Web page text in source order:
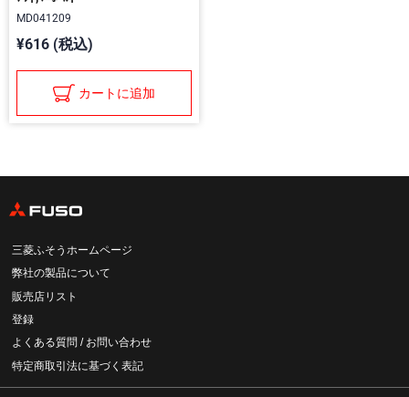
MD041209
¥616 (税込)
カートに追加
三菱ふそうホームページ
弊社の製品について
販売店リスト
登録
よくある質問 / お問い合わせ
特定商取引法に基づく表記